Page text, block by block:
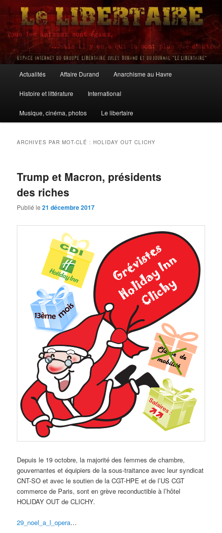
Aller
contenu
principal
Aller
contenu
secondaire
Le Libertaire
principal
Actualités Affaire Durand Anarchisme au Havre
Histoire et littérature International
Musique, cinéma, photos Le libertaire
ARCHIVES PAR MOT-CLÉ :HOLIDAY OUT CLICHY
Trump et Macron, présidents
des riches
Publié le21 décembre 2017
Depuis le 19 octobre, la majorité des femmes de chambre,
gouvernantes et équipiers de la sous-traitance avec leur syndicat
CNT-SO et avec le soutien de la CGT-HPE et de l’US CGT
commerce de Paris, sont en grève reconductible à l’hôtel
HOLIDAY OUT de CLICHY.
29_noel_a_l_opera…